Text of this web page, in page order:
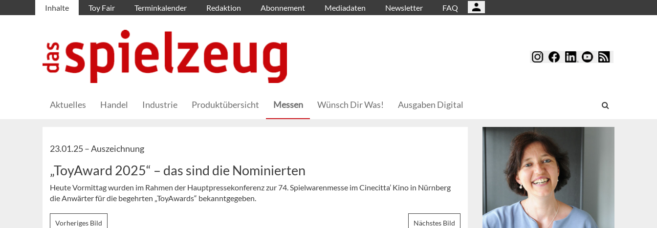
Inhalte Toy Fair Terminkalender Redaktion Abonnement Mediadaten Newsletter FAQ
Aktuelles Handel Industrie Produktübersicht Messen Wünsch Dir Was! Ausgaben Digital
23.01.25 –Auszeichnung
„ToyAward 2025“ – das sind die Nominierten
Heute Vormittag wurden im Rahmen der Hauptpressekonferenz zur 74. Spielwarenmesse im Cinecitta’ Kino in Nürnberg
die Anwärter für die begehrten „ToyAwards“ bekanntgegeben.
Vorheriges Bild Nächstes Bild